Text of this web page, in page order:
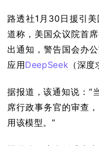
路透社1月30日援引
道称，美国众议院首
出通知，警告国会办
应用DeepSeek （深
据报道，该通知说：“
席行政事务官的审查
用该模型。”